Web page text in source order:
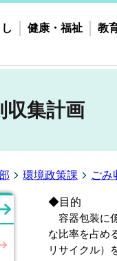
健康・福祉 教
収集計画
環境政策課 ごみ
◆目的
容器包装に
な比率を占め
リサイクル）